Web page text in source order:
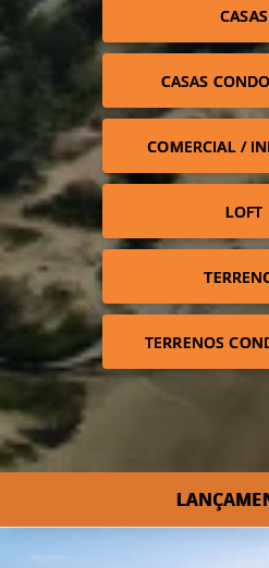
CASAS
CASAS
COMERCIAL /
LOFT
TERRENOS